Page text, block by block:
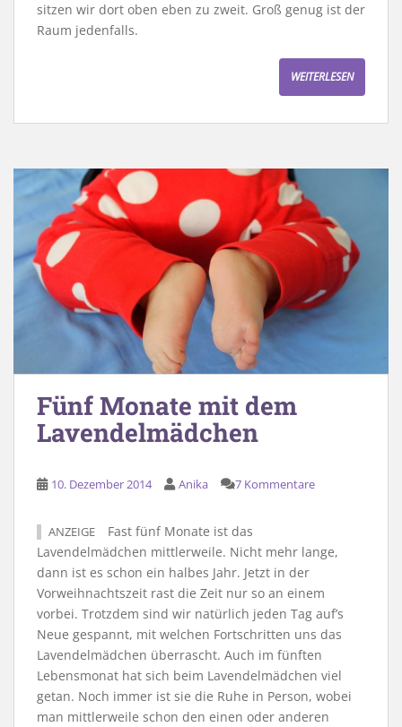
sitzen wir dort oben eben zu zweit. Groß genug ist der
Raum jedenfalls.
WEITERLESEN
Fünf Monate mit dem
Lavendelmädchen
10. Dezember 2014 Anika 7 Kommentare
ANZEIGE
Fast fünf Monate ist das
Lavendelmädchen mittlerweile. Nicht mehr lange,
dann ist es schon ein halbes Jahr. Jetzt in der
Vorweihnachtszeit rast die Zeit nur so an einem
vorbei. Trotzdem sind wir natürlich jeden Tag auf’s
Neue gespannt, mit welchen Fortschritten uns das
Lavendelmädchen überrascht. Auch im fünften
Lebensmonat hat sich beim Lavendelmädchen viel
getan. Noch immer ist sie die Ruhe in Person, wobei
man mittlerweile schon den einen oder anderen